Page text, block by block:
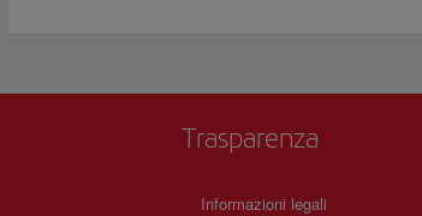
Trasparenza
Informazioni legali